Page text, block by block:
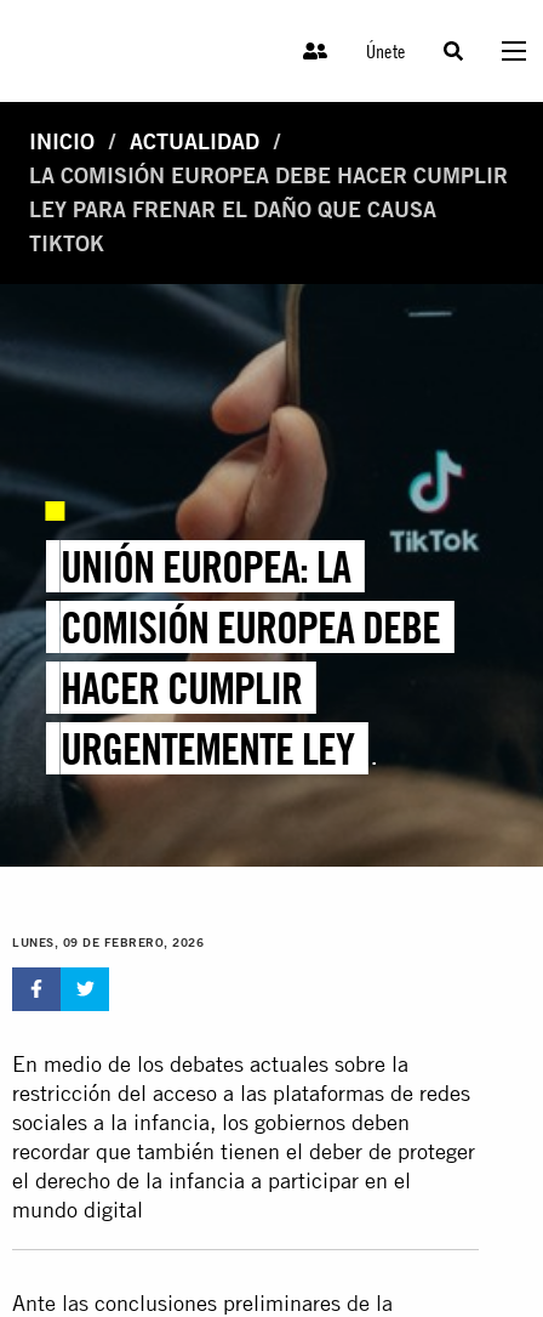
Únete
INICIO
ACTUALIDAD
LA COMISIÓN EUROPEA DEBE HACER CUMPLIR
LEY PARA FRENAR EL DAÑO QUE CAUSA
TIKTOK
UNIÓN EUROPEA: LA
COMISIÓN EUROPEA DEBE
HACER CUMPLIR
URGENTEMENTE LEY
HISTÓRICA PARA FRENAR EL
DAÑO QUE CAUSA EL DISEÑO
ADICTIVO DE TIKTOK
LUNES, 09 DE FEBRERO, 2026
En medio de los debates actuales sobre la
restricción del acceso a las plataformas de redes
sociales a la infancia, los gobiernos deben
recordar que también tienen el deber de proteger
el derecho de la infancia a participar en el
mundo digital
Ante las conclusiones preliminares de la